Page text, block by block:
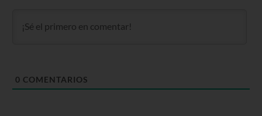
0 COMENTARIOS